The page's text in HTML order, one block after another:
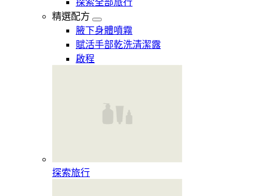
探索全部旅行
精選配方
腋下身體噴霧
賦活手部乾洗清潔露
啟程
探索旅行